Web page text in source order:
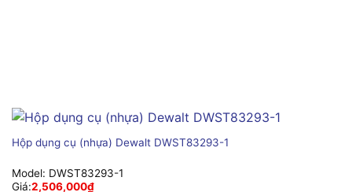
Hộp dụng cụ (nhựa) Dewalt DWST83293-1
Model: DWST83293-1
Giá:2,506,000₫